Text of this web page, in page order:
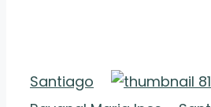
Santiago